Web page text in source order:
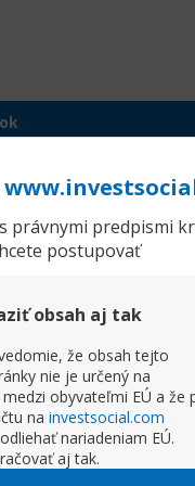
právnymi predpismi
postupovať
obsah aj tak
že obsah tejto
nie je určený na
obyvateľmi EÚ a že
na investsocial.com
nariadeniam EÚ.
aj tak.